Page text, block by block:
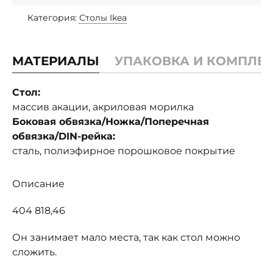
Категория: Столы Ikea
МАТЕРИАЛЫ УПАКОВКА И
Стол:
массив акации, акриловая морилка
Боковая обвязка/Ножка/Поперечная
обвязка/DIN-рейка:
сталь, полиэфирное порошковое покрытие
Описание
404 818,46
Он занимает мало места, так как стол можно
сложить.